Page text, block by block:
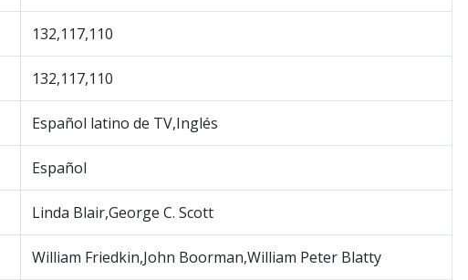
132,117,110
132,117,110
Español latino de TV,Inglés
Español
Linda Blair,George C. Scott
William Friedkin,John Boorman,William Peter Blatty